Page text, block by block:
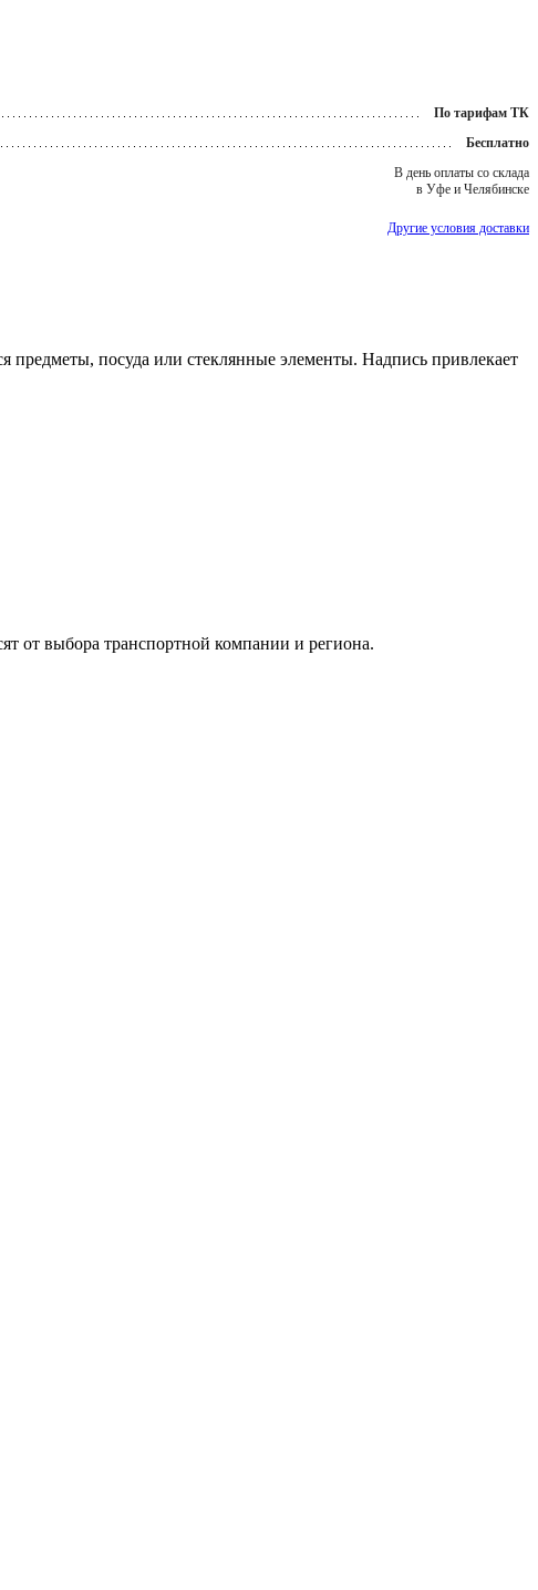
По тарифам ТК
Бесплатно
В день оплаты со склада
в Уфе и Челябинске
Другие условия доставки
предметы, посуда или стеклянные элементы. Надпись привлекает
от выбора транспортной компании и региона.